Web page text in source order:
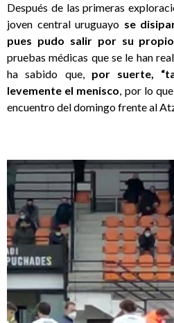
Después de las primeras
joven central uruguayo se
pues pudo salir por su
pruebas médicas que se le han
ha sabido que, por suerte,
levemente el menisco, por lo
encuentro del domingo frente al